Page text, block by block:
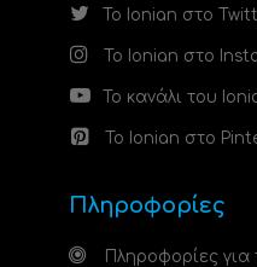
Το Ionian στο
Το Ionian στο
Το κανάλι του
Το Ionian στο
Πληροφορίες
Πληροφορίες για